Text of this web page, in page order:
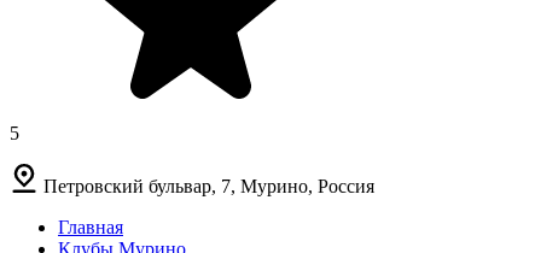
5
Петровский бульвар, 7, Мурино, Россия
Главная
Клубы Мурино